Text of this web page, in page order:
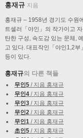
홍재규 지음
홍재규 – 1958년 경기도 수원
트셀러「야인」의 작가이고
탄한 구성, 속도감 있는 문체,
고 있다. 대표작인「야인1,2부
등이 있다.
홍재규의 다른 책들
무인5 / 지음 홍재규
무인4 / 지음 홍재규
무인3 / 지음 홍재규
무인2 / 지음 홍재규
무인1 / 지음 홍재규
초인5 / 지음 홍재규